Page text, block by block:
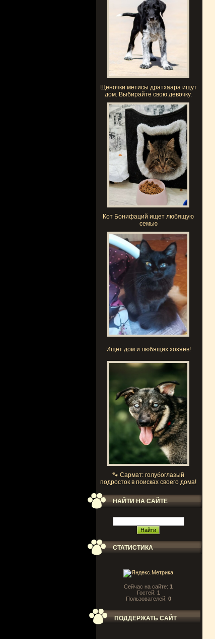
Щеночки метисы дратхаара ищут
дом. Выбирайте свою девочку.
Кот Бонифаций ищет любящую
семью
Ищет дом и любящих хозяев!
🐾 Сармат: голубоглазый
подросток в поисках своего дома!
НАЙТИ НА САЙТЕ
СТАТИСТИКА
Сейчас на сайте: 1
Гостей: 1
Пользователей: 0
ПОДДЕРЖАТЬ САЙТ